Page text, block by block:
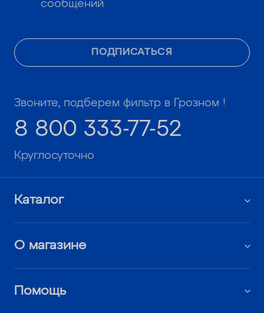
ПОДПИСАТЬСЯ
сообщений
Звоните, подберем фильтр в Грозном !
8 800 333-77-52
Круглосуточно
Каталог
О магазине
Помощь